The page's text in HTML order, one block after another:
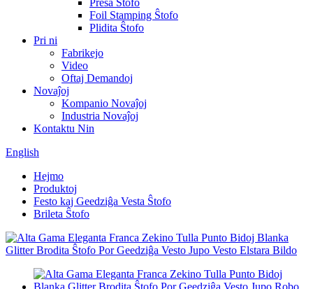
Presa Ŝtofo
Foil Stamping Ŝtofo
Plidita Ŝtofo
Pri ni
Fabrikejo
Video
Oftaj Demandoj
Novaĵoj
Kompanio Novaĵoj
Industria Novaĵoj
Kontaktu Nin
English
Hejmo
Produktoj
Festo kaj Geedziĝa Vesta Ŝtofo
Brileta Ŝtofo